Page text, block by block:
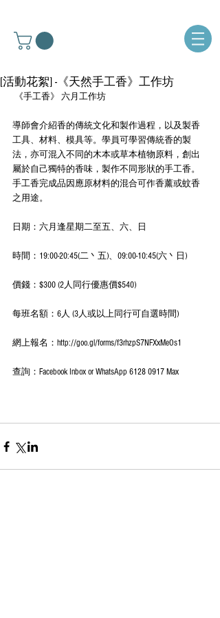
[活動花絮] -《天然手工香》工作坊
《手工香》 六月工作坊
導師會介紹香的傳統文化和製作過程，以及製香
工具、材料、模具等。學員可學習傳統香的製
法，亦可混入不同的木本或草本植物原料，創出
屬於自己獨特的香味，製作不同形狀的手工香。
手工香完成品因應原材料的混合可作香薰或蚊香
之用途。
日期：六月逢星期二至五、六、日
時間：19:00-20:45(二丶五)、09:00-10:45(六丶日)
價錢：$300 (2人同行優惠價$540)
每班名額：6人 (3人或以上同行可自選時間)
網上報名：http://goo.gl/forms/f3rhzpS7NFXxMeOs1
查詢：Facebook Inbox or WhatsApp 6128 0917 Max